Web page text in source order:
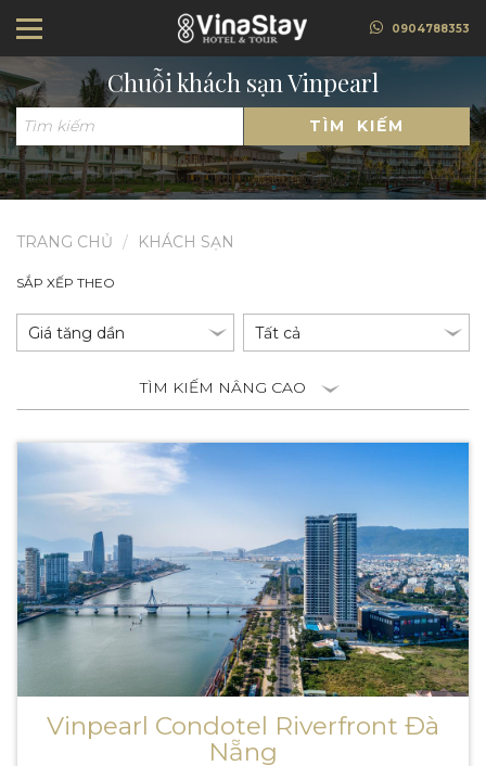
0904788353
Chuỗi khách sạn Vinpearl
TÌM KIẾM
TRANG CHỦ KHÁCH SẠN
SẮP XẾP THEO
TÌM KIẾM NÂNG CAO
Vinpearl Condotel Riverfront Đà
Nẵng